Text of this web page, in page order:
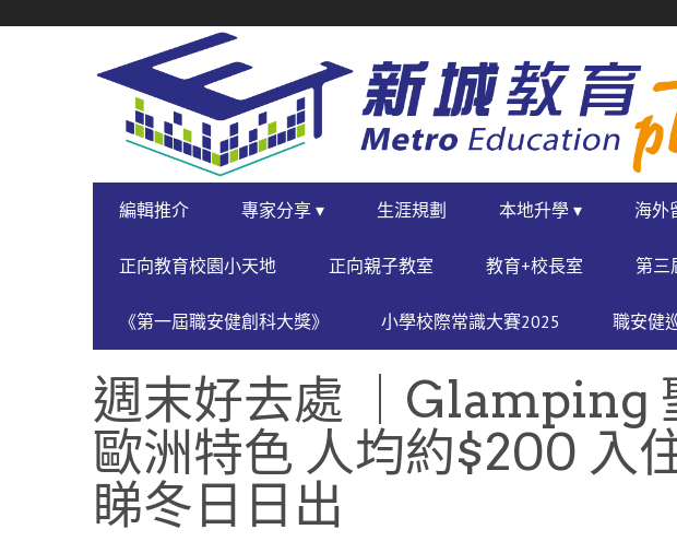
NAVIGATION
PRIMARY
NAVIGATION
編輯推介 專家分享 ▾ 生涯規劃 本地升學 ▾ 海外
正向教育校園小天地 正向親子教室 教育+校長室 第三
《第一屆職安健創科大獎》 小學校際常識大賽2025 職安健
週末好去處 ｜Glamping
歐洲特色 人均約$200 入
睇冬日日出